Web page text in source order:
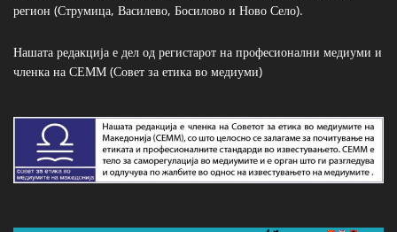
регион (Струмица, Василево, Босилово и Ново Село).
Нашата редакција е дел од регистарот на професионални медиуми и
членка на СЕММ (Совет за етика во медиуми)